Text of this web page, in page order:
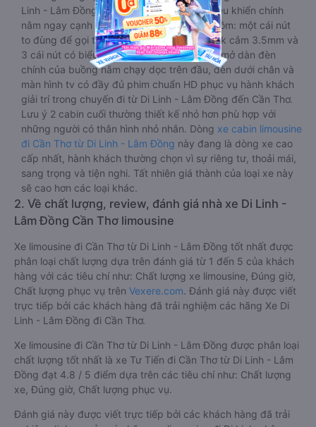
Linh - Lâm Đồng đến Cần Thơ dài. Bảng điều khiển chính
nằm ngay cạnh đầu để tiện tay tuỳ chỉnh gồm: một cái nút
to đùng để gọi tiếp viên, 2 cổng USB , 1 jack cắm 3.5mm và
3 cái nút có biểu tượng nguồn dùng để tắt/mở dàn đèn
chính của buồng nằm chạy dọc trên đầu, đèn dưới chân và
màn hình tv có đầy đủ phim chuẩn HD phục vụ hành khách
giải trí trong chuyến đi từ Di Linh - Lâm Đồng đến Cần Thơ.
Lưu ý 2 cabin cuối thường thiết kế nhỏ hơn phù hợp với
những người có thân hình nhỏ nhắn. Dòng xe cabin limousine
đi Cần Thơ từ Di Linh - Lâm Đồng này đang là dòng xe cao
cấp nhất, hành khách thường chọn vì sự riêng tư, thoải mái,
sang trọng và tiện nghi. Tất nhiên giá thành của loại xe này
sẽ cao hơn các loại khác.
2. Về chất lượng, review, đánh giá nhà xe Di Linh -
Lâm Đồng Cần Thơ limousine
Xe limousine đi Cần Thơ từ Di Linh - Lâm Đồng tốt nhất được
phân loại chất lượng dựa trên đánh giá từ 1 đến 5 của khách
hàng với các tiêu chí như: Chất lượng xe limousine, Đúng giờ,
Chất lượng phục vụ trên Vexere.com. Đánh giá này được viết
trực tiếp bởi các khách hàng đã trải nghiệm các hãng Xe Di
Linh - Lâm Đồng đi Cần Thơ.
Xe limousine đi Cần Thơ từ Di Linh - Lâm Đồng được phân loại
chất lượng tốt nhất là xe Tư Tiến đi Cần Thơ từ Di Linh - Lâm
Đồng đạt 4.8 / 5 điểm dựa trên các tiêu chí như: Chất lượng
xe, Đúng giờ, Chất lượng phục vụ.
Đánh giá này được viết trực tiếp bởi các khách hàng đã trải